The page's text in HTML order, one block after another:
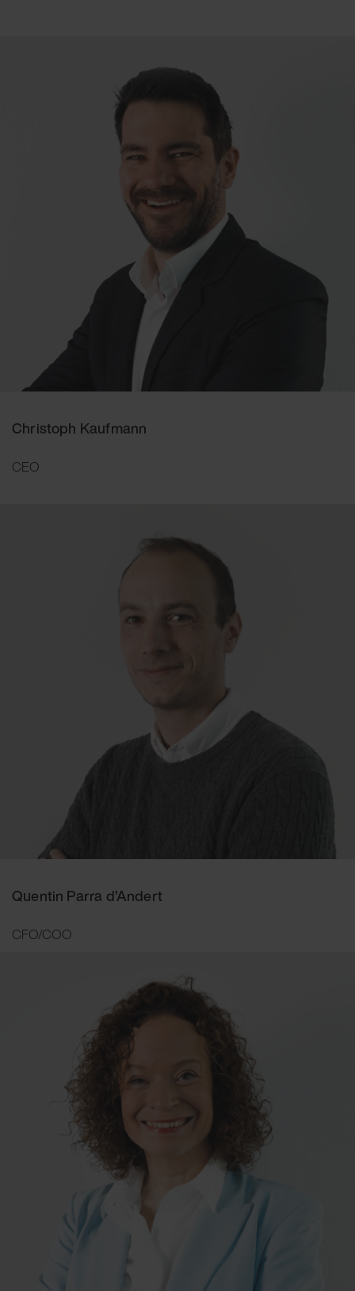
Christoph Kaufmann
CEO
Quentin Parra d’Andert
CFO/COO